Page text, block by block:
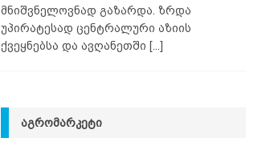
მნიშვნელოვნად გაზარდა. ზრდა
უპირატესად ცენტრალური აზიის
ქვეყნებსა და ავღანეთში [...]
ᲐᲒᲠᲝᲛᲐᲠᲙᲔᲢᲘ